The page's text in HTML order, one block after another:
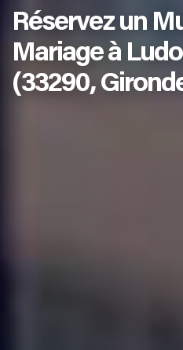
Réservez un
Mariage à
(33290,